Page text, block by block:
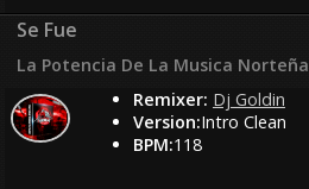
Se Fue
La Potencia De La Musica Norteña
Remixer: Dj Goldin
Version:Intro Clean
BPM:118